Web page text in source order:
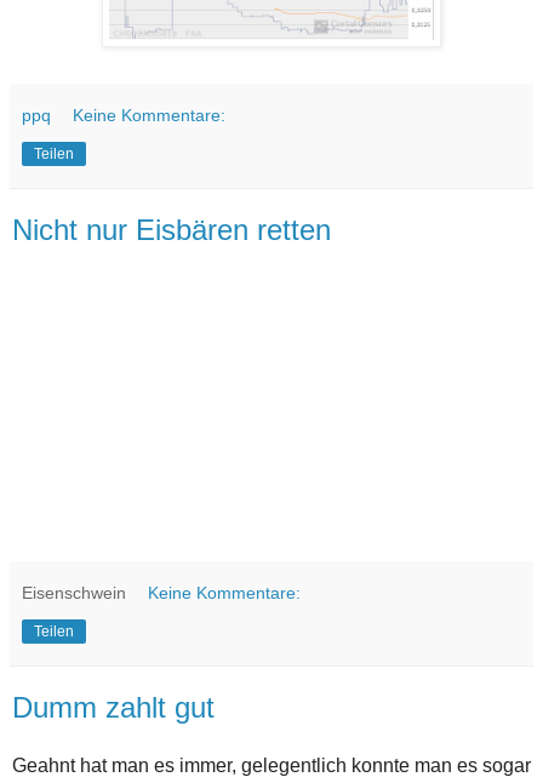
ppq Keine Kommentare:
Teilen
Nicht nur Eisbären retten
Eisenschwein Keine Kommentare:
Teilen
Dumm zahlt gut
Geahnt hat man es immer, gelegentlich konnte man es sogar